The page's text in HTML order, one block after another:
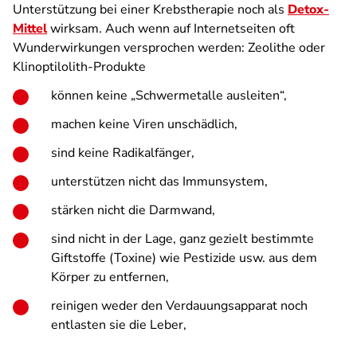
Unterstützung bei einer Krebstherapie noch als Detox-
Mittelwirksam. Auch wenn auf Internetseiten oft
Wunderwirkungen versprochen werden: Zeolithe oder
Klinoptilolith-Produkte
können keine „Schwermetalle ausleiten“,
machen keine Viren unschädlich,
sind keine Radikalfänger,
unterstützen nicht das Immunsystem,
stärken nicht die Darmwand,
sind nicht in der Lage, ganz gezielt bestimmte
Giftstoffe (Toxine) wie Pestizide usw. aus dem
Körper zu entfernen,
reinigen weder den Verdauungsapparat noch
entlasten sie die Leber,